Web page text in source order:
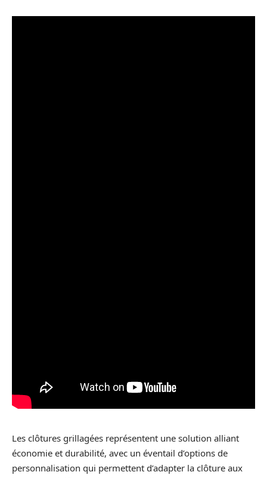
Les clôtures grillagées représentent une solution alliant
économie et durabilité, avec un éventail d’options de
personnalisation qui permettent d’adapter la clôture aux